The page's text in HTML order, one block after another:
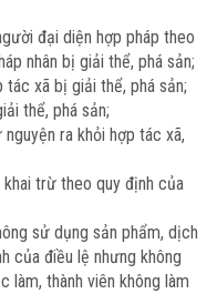
đại diện hợp pháp theo
nhân bị giải thể, phá sản;
tác xã bị giải thể, phá sản;
thể, phá sản;
ra khỏi hợp tác xã,
trừ theo quy định của
sử dụng sản phẩm, dịch
của điều lệ nhưng không
làm, thành viên không làm